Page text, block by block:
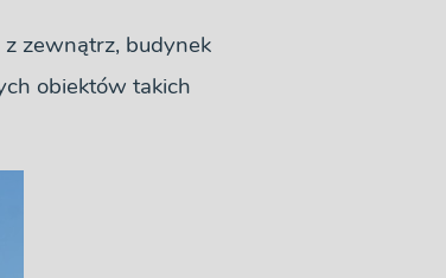
zewnątrz, budynek
obiektów takich